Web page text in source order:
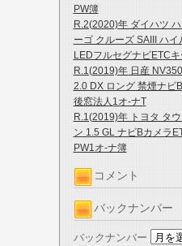
PW簿
R.2(2020)年 ダイハツ
ーゴ クルーズ SAIII ハイ
LEDフルセグナビETC
R.1(2019)年 日産
2.0 DX ロング 禁煙ナビ
後窓法人1オ-ナT
R.1(2019)年 トヨタ タ
ン 1.5 GL ナビBカメラ
PW1オ-ナ簿
コメント
バックナンバー
バックナンバー